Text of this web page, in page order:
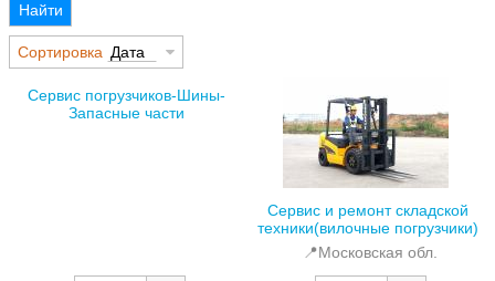
Найти
Сортировка Дата
Сервис погрузчиков-Шины-
Запасные части
Сервис и ремонт складской
техники(вилочные погрузчики)
📍Московская обл.